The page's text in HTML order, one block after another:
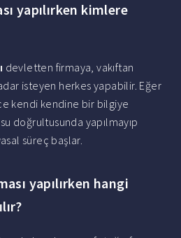
yapılırken kimlere
devletten firmaya, vakıftan
isteyen herkes yapabilir. Eğer
kendi kendine bir bilgiye
doğrultusunda yapılmayıp
süreç başlar.
yapılırken hangi